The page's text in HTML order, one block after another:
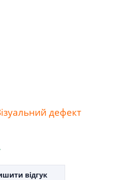
дефект
відгук